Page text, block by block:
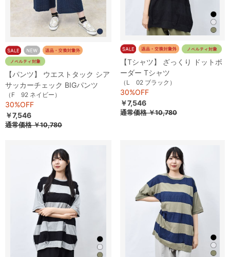
【パンツ】 ウエストタック シア
サッカーチェック BIGパンツ
（F 92 ネイビー）
30%OFF
￥7,546
通常価格￥10,780
【Tシャツ】 ざっくり ドットボ
ーダー Tシャツ
（L 02 ブラック）
30%OFF
￥7,546
通常価格￥10,780